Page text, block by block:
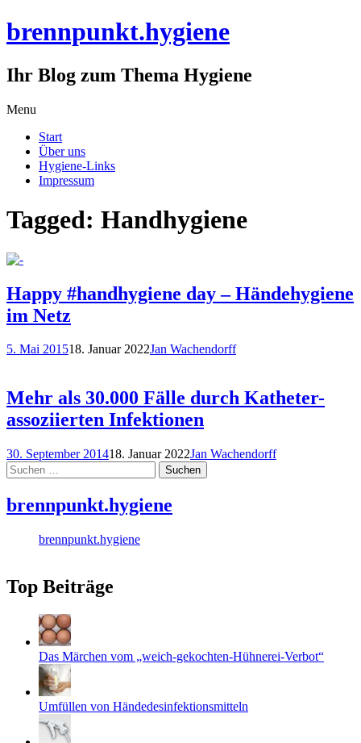
brennpunkt.hygiene
Ihr Blog zum Thema Hygiene
Menu
content
Start
Über uns
Hygiene-Links
Impressum
Tagged: Handhygiene
Happy #handhygiene day – Händehygiene
im Netz
5. Mai 201518. Januar 2022Jan Wachendorff
Mehr als 30.000 Fälle durch Katheter-
assoziierten Infektionen
30. September 201418. Januar 2022Jan Wachendorff
Suchen
nach:
brennpunkt.hygiene
brennpunkt.hygiene
Top Beiträge
Das Märchen vom „weich-gekochten-Hühnerei-Verbot“
Umfüllen von Händedesinfektionsmitteln